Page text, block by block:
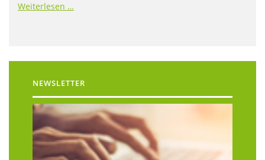
Weiterlesen …
NEWSLETTER